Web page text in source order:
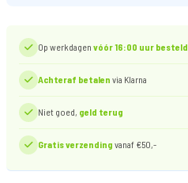
Op werkdagen vóór 16:00 uur besteld
Achteraf betalen via Klarna
Niet goed, geld terug
Gratis verzending vanaf €50,-